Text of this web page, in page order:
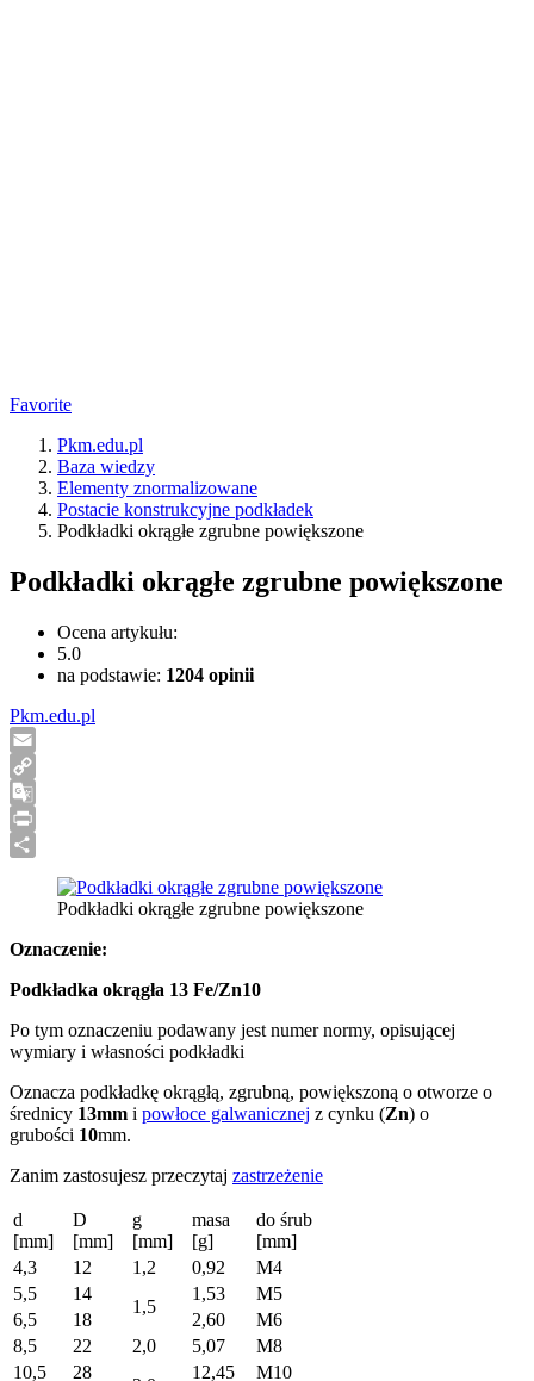
Favorite
Pkm.edu.pl
Baza wiedzy
Elementy znormalizowane
Postacie konstrukcyjne podkładek
Podkładki okrągłe zgrubne powiększone
Podkładki okrągłe zgrubne powiększone
Ocena artykułu:
5.0
na podstawie: 1204 opinii
Pkm.edu.pl
Email
Copy
Link
Google
Translate
Print
Podkładki okrągłe zgrubne powiększone
Oznaczenie:
Podkładka okrągła 13 Fe/Zn10
Po tym oznaczeniu podawany jest numer normy, opisującej
wymiary i własności podkładki
Oznacza podkładkę okrągłą, zgrubną, powiększoną o otworze o
średnicy 13mm i powłoce galwanicznej z cynku (Zn) o
grubości 10mm.
Zanim zastosujesz przeczytaj zastrzeżenie
d
[mm]
D
[mm]
g
[mm]
masa
[g]
do śrub
[mm]
4,3
12 1,2 0,92
M4
5,5
14
1,5
1,53
M5
6,5
18 2,60
M6
8,5
22 2,0 5,07
M8
10,5
28 12,45 M10